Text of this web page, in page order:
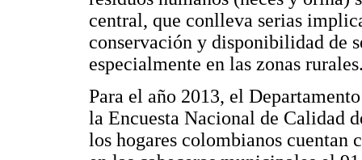
central, que conlleva serias
conservación y disponibilidad de
especialmente en las zonas
Para el año 2013, el
la Encuesta Nacional de Calidad
los hogares colombianos cuentan